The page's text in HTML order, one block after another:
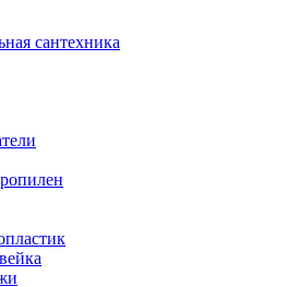
сантехника